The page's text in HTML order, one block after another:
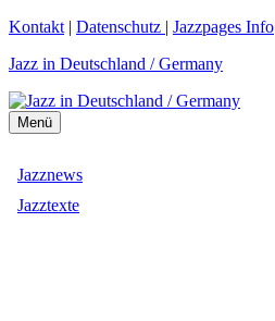
Zum
springen
Kontakt | Datenschutz | Jazzpages Info
Jazz in Deutschland / Germany
Menü
Jazznews
Jazztexte